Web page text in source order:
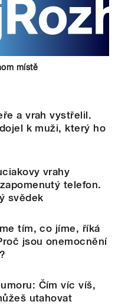
místě
a vrah vystřelil.
k muži, který ho
vrahy
telefon.
svědek
tím, co jíme, říká
jsou onemocnění
Čím víc víš,
utahovat